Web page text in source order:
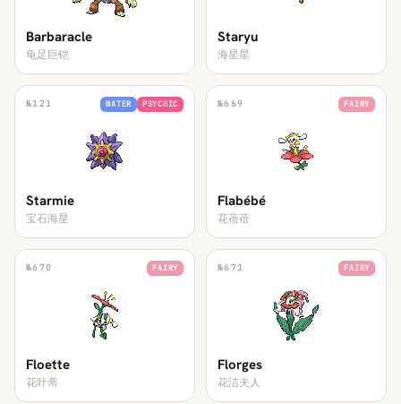
Barbaracle
龟足巨铠
Staryu
海星星
№121 WATER PSYCHIC
Starmie
宝石海星
№669 FAIRY
Flabébé
花蓓蓓
№670 FAIRY
Floette
花叶蒂
№671 FAIRY
Florges
花洁夫人